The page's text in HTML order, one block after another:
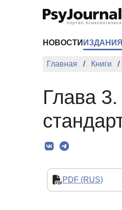
НОВОСТИ ИЗДАНИЯ
Главная Книги
Глава
PDF (RUS)